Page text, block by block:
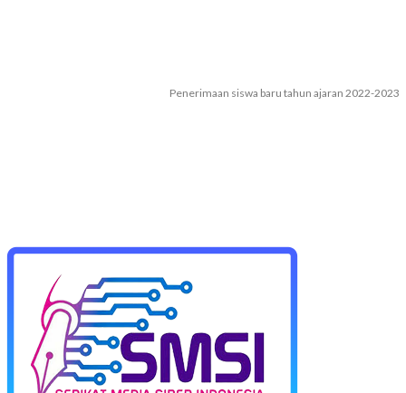
Penerimaan siswa baru tahun ajaran 2022-2023